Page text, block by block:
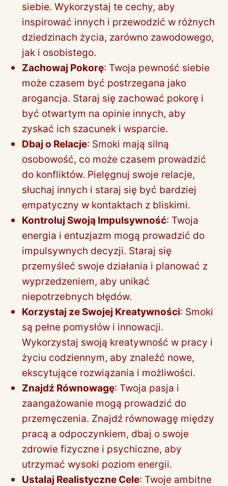
siebie. Wykorzystaj te cechy, aby
inspirować innych i przewodzić w różnych
dziedzinach życia, zarówno zawodowego,
jak i osobistego.
Zachowaj Pokorę: Twoja pewność siebie
może czasem być postrzegana jako
arogancja. Staraj się zachować pokorę i
być otwartym na opinie innych, aby
zyskać ich szacunek i wsparcie.
Dbaj o Relacje: Smoki mają silną
osobowość, co może czasem prowadzić
do konfliktów. Pielęgnuj swoje relacje,
słuchaj innych i staraj się być bardziej
empatyczny w kontaktach z bliskimi.
Kontroluj Swoją Impulsywność: Twoja
energia i entuzjazm mogą prowadzić do
impulsywnych decyzji. Staraj się
przemyśleć swoje działania i planować z
wyprzedzeniem, aby unikać
niepotrzebnych błędów.
Korzystaj ze Swojej Kreatywności: Smoki
są pełne pomysłów i innowacji.
Wykorzystaj swoją kreatywność w pracy i
życiu codziennym, aby znaleźć nowe,
ekscytujące rozwiązania i możliwości.
Znajdź Równowagę: Twoja pasja i
zaangażowanie mogą prowadzić do
przemęczenia. Znajdź równowagę między
pracą a odpoczynkiem, dbaj o swoje
zdrowie fizyczne i psychiczne, aby
utrzymać wysoki poziom energii.
Ustalaj Realistyczne Cele: Twoje ambitne